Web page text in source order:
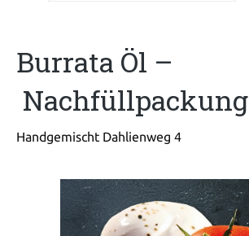
Burrata Öl –
Nachfüllpackung
Handgemischt Dahlienweg 4
Bildergalerie überspringen